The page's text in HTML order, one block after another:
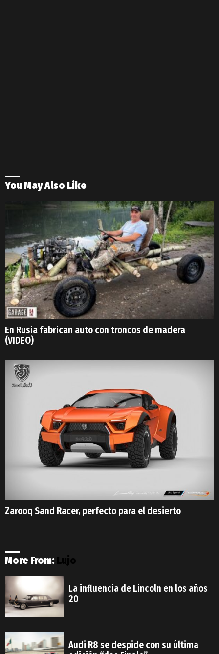
You May Also Like
En Rusia fabrican auto con troncos de madera
(VIDEO)
Zarooq Sand Racer, perfecto para el desierto
More From: Lujo
La influencia de Lincoln en los años
20
Audi R8 se despide con su última